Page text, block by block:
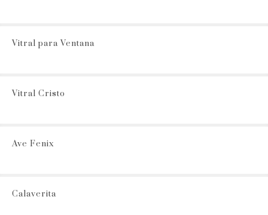
Vitral para Ventana
Vitral Cristo
Ave Fenix
Calaverita